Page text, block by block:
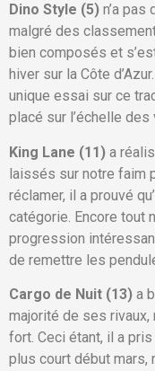
Dino Style (5) n’a
malgré des
bien composés et
hiver sur la Côte
unique essai sur ce
placé sur l’échelle
King Lane (11) a
laissés sur notre faim
réclamer, il a prouvé
catégorie. Encore tout
progression
de remettre les
Cargo de Nuit (13) a
majorité de ses rivaux,
fort. Ceci étant, il a
plus court début mars,